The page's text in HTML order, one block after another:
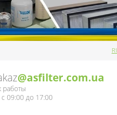
@asfilter.com.ua
работы
с 09:00 до 17:00